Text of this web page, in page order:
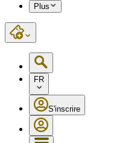
Plus
FR
S'inscrire